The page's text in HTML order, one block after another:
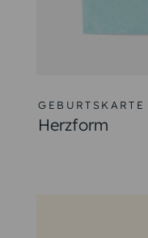
Geburt ihres Kindes
Glückwünsche zu
hinzugefügt, um
und Text